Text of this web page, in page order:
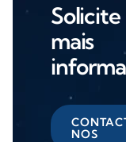
Solicite
mais
NOS